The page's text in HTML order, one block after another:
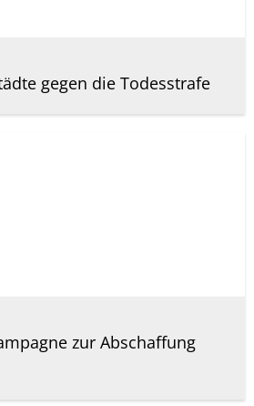
gegen die Todesstrafe
zur Abschaffung